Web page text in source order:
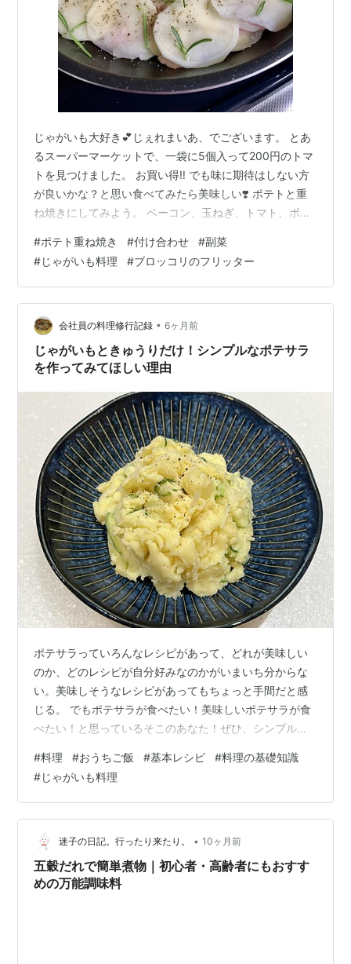
じゃがいも大好き💕じぇれまいあ、でございます。 とあ
るスーパーマーケットで、一袋に5個入って200円のトマ
トを見つけました。 お買い得‼️ でも味に期待はしない方
が良いかな？と思い食べてみたら美味しい❣️ ポテトと重
ね焼きにしてみよう。 ベーコン、玉ねぎ、トマト、ポテ
シュルームもあったのでそれも追加。 チーズ加えたら更
に美味しくなるんでは？(チーズ入れたらなんでも美味し
い説に一票) 庭のローズマリーとタイムも加えて胡椒をコ
ラショッと。(胡椒好き❤️) 蓋をして弱中火で12分ほど焼
いてシュレッディッドチーズを散らしチーズが溶けたら
出来上がり。…
#ポテト重ね焼き #付け合わせ #副菜
#じゃがいも料理 #ブロッコリのフリッター
会社員の料理修行記録 • 6ヶ月前
じゃがいもときゅうりだけ！シンプルなポテサラ
を作ってみてほしい理由
ポテサラっていろんなレシピがあって、どれが美味しい
のか、どのレシピが自分好みなのかがいまいち分からな
い。美味しそうなレシピがあってもちょっと手間だと感
じる。 でもポテサラが食べたい！美味しいポテサラが食
べたい！と思っているそこのあなた！ぜひ、シンプルな
は、シンプルなポテサラが美味しすぎる！からです。 そ
して、いろいろな具材を入れるアレンジは、自分好みの
ポテサラを作れるようになってから。 基本のポテサラの
レシピ 自分好みの味付けがわかると、アレンジは無限
大！ お酒に合わせてポテサラを作ろう！ 基本のポテサラ
のレシピ 材料・じゃがいも 300g（中2…
#料理 #おうちご飯 #基本レシピ #料理の基礎知識
#じゃがいも料理
迷子の日記。行ったり来たり。 • 10ヶ月前
五穀だれで簡単煮物｜初心者・高齢者にもおすす
めの万能調味料